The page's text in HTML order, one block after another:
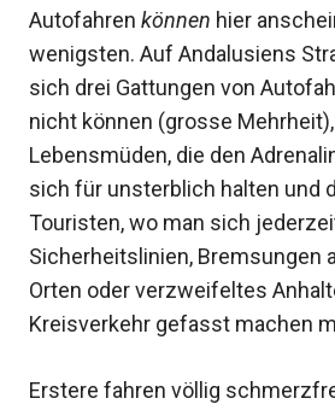
Autofahren können hier
wenigsten. Auf Andalusiens
sich drei Gattungen von
nicht können (grosse
Lebensmüden, die den
sich für unsterblich halten und
Touristen, wo man sich
Sicherheitslinien, Bremsungen
Orten oder verzweifeltes
Kreisverkehr gefasst machen
Erstere fahren völlig